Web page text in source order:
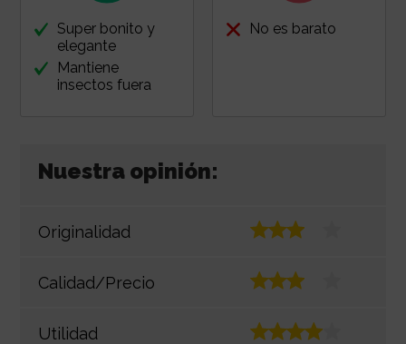
Super bonito y
elegante
Mantiene
insectos fuera
No es barato
Nuestra opinión:
Originalidad
Calidad/Precio
Utilidad